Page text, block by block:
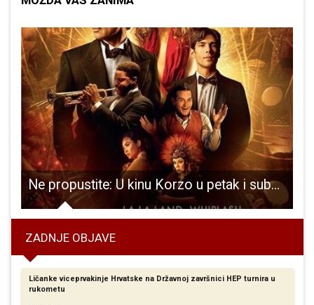
Ne propustite: U kinu Korzo u petak i subotu gledajte veliki filmski hit, dramu “Babylon”!
ZADNJE OBJAVE
Ličanke viceprvakinje Hrvatske na Državnoj završnici HEP turnira u
rukometu